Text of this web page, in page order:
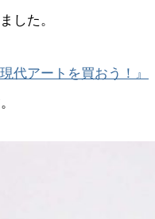
した。
現代アートを買おう！』